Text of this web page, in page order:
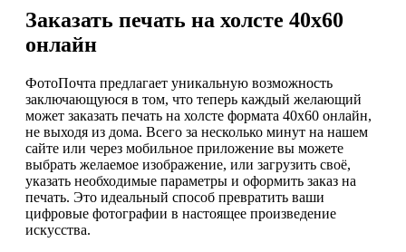
Заказать печать на холсте 40х60
онлайн
ФотоПочта предлагает уникальную возможность
заключающуюся в том, что теперь каждый желающий
может заказать печать на холсте формата 40х60 онлайн,
не выходя из дома. Всего за несколько минут на нашем
сайте или через мобильное приложение вы можете
выбрать желаемое изображение, или загрузить своё,
указать необходимые параметры и оформить заказ на
печать. Это идеальный способ превратить ваши
цифровые фотографии в настоящее произведение
искусства.